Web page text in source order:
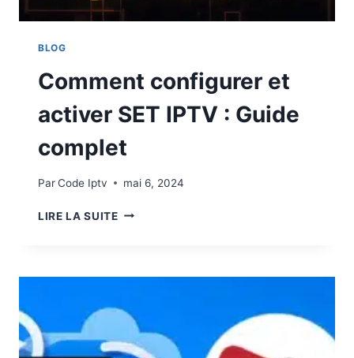
BLOG
Comment configurer et
activer SET IPTV : Guide
complet
ParCode Iptv mai 6, 2024
LIRE LA SUITE